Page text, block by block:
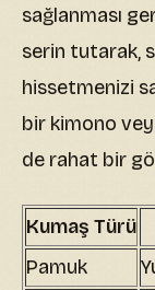
sağlanması
serin tutarak,
hissetmenizi
bir kimono
de rahat bir
Kumaş Türü
Pamuk